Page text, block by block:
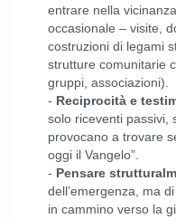
entrare nella
occasionale – visite,
costruzioni di legami
strutture comunitarie
gruppi, associazioni).
- Reciprocità e
solo riceventi passivi,
provocano a trovare
oggi il Vangelo”.
- Pensare
dell’emergenza, ma
in cammino verso la